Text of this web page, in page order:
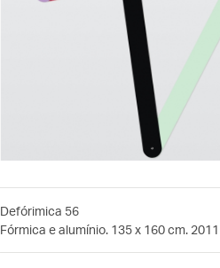
Defórimica 56
Fórmica e alumínio. 135 x 160 cm. 2011